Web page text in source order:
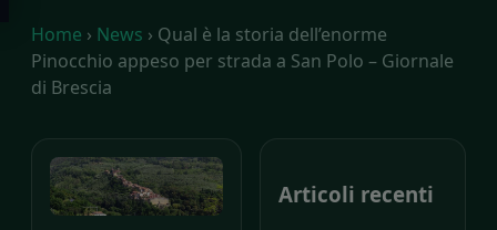
Home › News › Qual è la storia dell’enorme
Pinocchio appeso per strada a San Polo – Giornale
di Brescia
Articoli recenti